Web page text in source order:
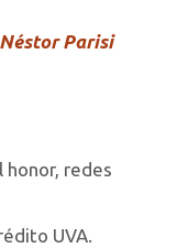
Néstor Parisi
honor, redes
UVA.